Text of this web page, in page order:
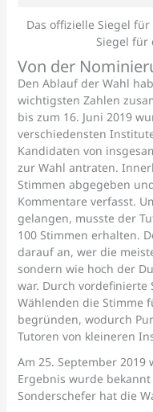
Das offizielle Siegel
Siegel für
Von der
Den Ablauf der Wahl
wichtigsten Zahlen
bis zum 16. Juni 2019
verschiedensten
Kandidaten von
zur Wahl antraten.
Stimmen abgegeben
Kommentare verfasst.
gelangen, musste der
100 Stimmen erhalten.
darauf an, wer die
sondern wie hoch der
war. Durch vordefinierte
Wählenden die Stimme
begründen, wodurch
Tutoren von kleineren
Am 25. September 2019
Ergebnis wurde
Sonderschefer hat die